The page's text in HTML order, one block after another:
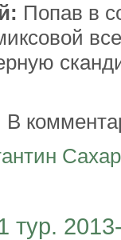
Попав в
В
тур.